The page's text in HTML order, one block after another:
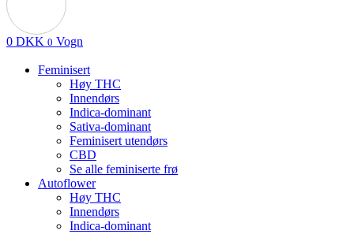
0 DKK 0 Vogn
Feminisert
Høy THC
Innendørs
Indica-dominant
Sativa-dominant
Feminisert utendørs
CBD
Se alle feminiserte frø
Autoflower
Høy THC
Innendørs
Indica-dominant